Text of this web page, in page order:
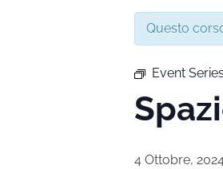
Questo
Event
4 Ottobre,